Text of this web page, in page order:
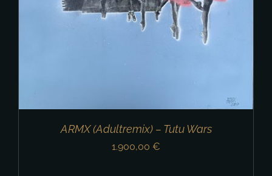
ARMX (Adultremix) – Tutu Wars
1.900,00 €